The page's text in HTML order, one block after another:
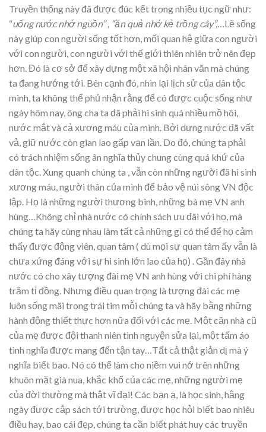
Truyền thống này đã được đúc kết trong nhiều tục ngữ như:
“uống nước nhớ nguồn” , “ăn quả nhớ kẻ trồng cây”,… Lẽ sống
này giúp con người sống tốt hơn, mối quan hệ giữa con người
với con người, con người với thế giới thiên nhiên trở nên đẹp
hơn. Đó là cơ sở để xây dựng một xã hội nhân văn mà chúng
ta đang hướng tới. Bên cạnh đó, nhìn lại lịch sử của dân tộc
mình, ta không thể phủ nhận rằng để có được cuộc sống như
ngày hôm nay, ông cha ta đã phải hi sinh quá nhiều mồ hôi,
nước mắt và cả xương máu của mình. Bởi dựng nước đã vất
vả, giữ nước còn gian lao gấp vạn lần. Do đó, chúng ta phải
có trách nhiệm sống ân nghĩa thủy chung cùng quá khứ của
dân tộc. Xung quanh chúng ta , vẫn còn những người đã hi sinh
xương máu, người thân của mình để bảo vệ núi sông VN độc
lập. Họ là những người thương binh, những bà mẹ VN anh
hùng…Không chỉ nhà nước có chính sách ưu đãi với họ, mà
chúng ta hãy cùng nhau làm tất cả những gì có thể để họ cảm
thấy được động viên, quan tâm ( dù mọi sự quan tâm ấy vẫn là
chưa xứng đáng với sự hi sinh lớn lao của họ) . Gần đây nhà
nước có cho xây tượng đài mẹ VN anh hùng với chi phí hàng
trăm tỉ đồng. Nhưng điều quan trọng là tượng đài các mẹ
luôn sống mãi trong trái tim mỗi chúng ta và hãy bằng những
hành động thiết thực hơn nữa đối với các mẹ. Một căn nhà cũ
của mẹ được đội thanh niên tình nguyện sửa lại, một tấm áo
tình nghĩa được mang đến tận tay…Tất cả thật giản dị mà ý
nghĩa biết bao. Nó có thể làm cho niềm vui nở trên những
khuôn mặt già nua, khắc khổ của các mẹ, những người mẹ
của đời thường mà thật vĩ đại! Các bạn ạ, là học sinh, hằng
ngày được cắp sách tới trường, được học hỏi biết bao nhiêu
điều hay, bao cái đẹp, chúng ta cần biết phát huy các truyền